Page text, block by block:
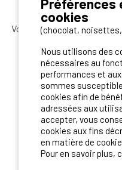
Vous souhaitez bénéficier
NOS
Préférences
cookies
(chocolat,
Nous utilisons des
nécessaires au
performances et
sommes
cookies afin de
adressées aux
accepter, vous
cookies aux fins
en matière de
Pour en savoir plus,